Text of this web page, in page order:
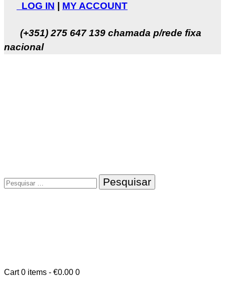
LOG IN MY ACCOUNT
(+351) 275 647 139 chamada p/rede fixa
nacional
Pesquisar
por:
Cart 0 items - €0.00 0